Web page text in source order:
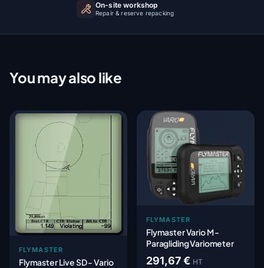
On-site workshop
Repair & reserve repacking
You may also like
FLYMASTER
Flymaster Live SD - Vario
FLYMASTER
Flymaster Vario M -
Paragliding Variometer
291,67 € HT